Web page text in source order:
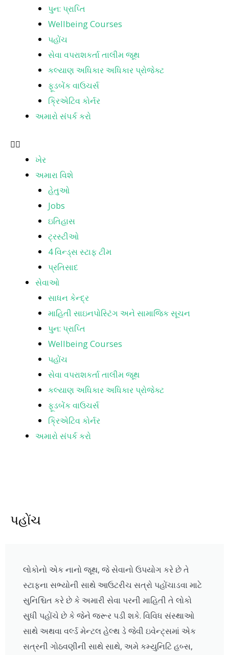
પુન: પ્રાપ્તિ
Wellbeing Courses
પહોંચ
સેવા વપરાશકર્તા તાલીમ જૂથ
કલ્યાણ અધિકાર અધિકાર પ્રોજેક્ટ
ફૂડબેંક વાઉચર્સ
ક્રિએટિવ કોર્નર
અમારો સંપર્ક કરો
ખેર
અમારા વિશે
હેતુઓ
Jobs
ઇતિહાસ
ટ્રસ્ટીઓ
4 વિન્ડ્સ સ્ટાફ ટીમ
પ્રતિસાદ
સેવાઓ
સાધન કેન્દ્ર
માહિતી સાઇનપોસ્ટિંગ અને સામાજિક સૂચન
પુન: પ્રાપ્તિ
Wellbeing Courses
પહોંચ
સેવા વપરાશકર્તા તાલીમ જૂથ
કલ્યાણ અધિકાર અધિકાર પ્રોજેક્ટ
ફૂડબેંક વાઉચર્સ
ક્રિએટિવ કોર્નર
અમારો સંપર્ક કરો
પહોંચ
લોકોનો એક નાનો જૂથ, જે સેવાનો ઉપયોગ કરે છે તે
સ્ટાફના સભ્યોની સાથે આઉટરીચ સત્રો પહોંચાડવા માટે
સુનિશ્ચિત કરે છે કે અમારી સેવા પરની માહિતી તે લોકો
સુધી પહોંચે છે કે જેને જરૂર પડી શકે. વિવિધ સંસ્થાઓ
સાથે અથવા વર્લ્ડ મેન્ટલ હેલ્થ ડે જેવી ઇવેન્ટ્સમાં એક
સત્રની ગોઠવણીની સાથે સાથે, અમે કમ્યુનિટિ હબ્સ,